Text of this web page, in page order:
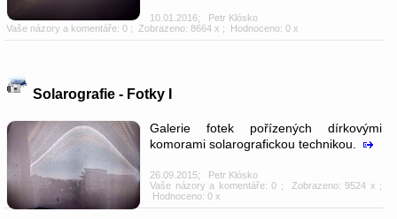
10.01.2016; Petr Klósko
Vaše názory a komentáře: 0 ; Zobrazeno: 8664 x ; Hodnoceno: 0 x
Solarografie - Fotky I
Galerie fotek pořízených dírkovými
komorami solarografickou technikou.
26.09.2015; Petr Klósko
Vaše názory a komentáře: 0 ; Zobrazeno: 9524 x ;
Hodnoceno: 0 x